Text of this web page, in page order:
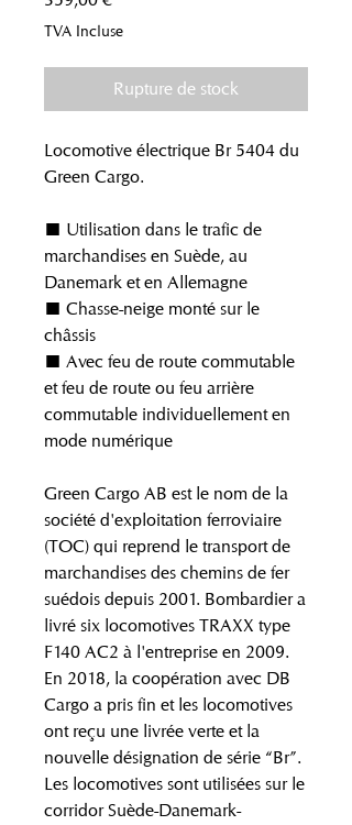
TVA Incluse
Rupture de stock
Locomotive électrique Br 5404 du
Green Cargo.
■ Utilisation dans le trafic de
marchandises en Suède, au
Danemark et en Allemagne
■ Chasse-neige monté sur le
châssis
■ Avec feu de route commutable
et feu de route ou feu arrière
commutable individuellement en
mode numérique
Green Cargo AB est le nom de la
société d'exploitation ferroviaire
(TOC) qui reprend le transport de
marchandises des chemins de fer
suédois depuis 2001. Bombardier a
livré six locomotives TRAXX type
F140 AC2 à l'entreprise en 2009.
En 2018, la coopération avec DB
Cargo a pris fin et les locomotives
ont reçu une livrée verte et la
nouvelle désignation de série “Br”.
Les locomotives sont utilisées sur le
corridor Suède-Danemark-